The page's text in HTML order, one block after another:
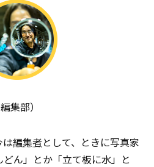
集部）
編集者として、ときに写真家
ん」とか「立て板に水」と